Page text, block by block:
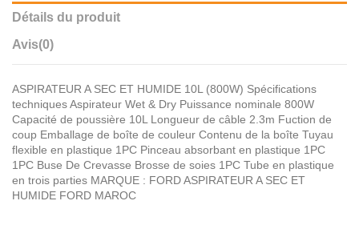
Détails du produit
Avis(0)
ASPIRATEUR A SEC ET HUMIDE 10L (800W) Spécifications
techniques Aspirateur Wet & Dry Puissance nominale 800W
Capacité de poussière 10L Longueur de câble 2.3m Fuction de
coup Emballage de boîte de couleur Contenu de la boîte Tuyau
flexible en plastique 1PC Pinceau absorbant en plastique 1PC
1PC Buse De Crevasse Brosse de soies 1PC Tube en plastique
en trois parties MARQUE : FORD ASPIRATEUR A SEC ET
HUMIDE FORD MAROC